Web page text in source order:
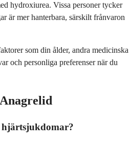
hydroxiurea. Vissa personer tycker
är mer hanterbara, särskilt frånvaron
som din ålder, andra medicinska
och personliga preferenser när du